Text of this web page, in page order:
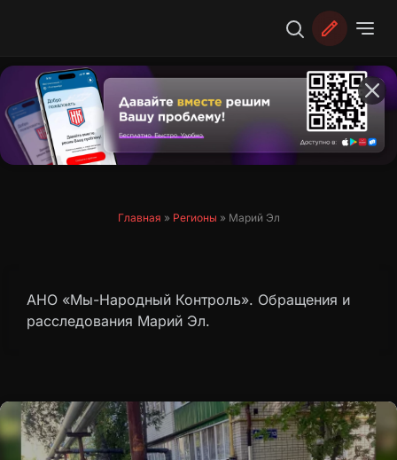
Главная » Регионы » Марий Эл
АНО «Мы-Народный Контроль». Обращения и
расследования Марий Эл.